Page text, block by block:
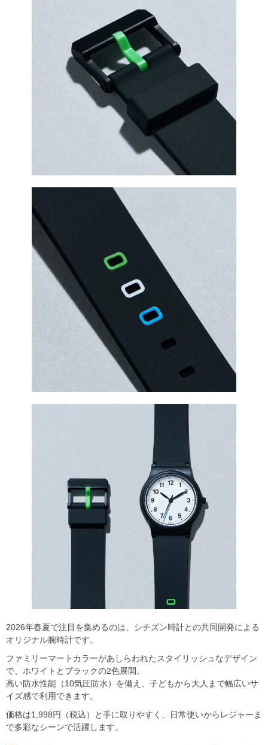
2026年春夏で注目を集めるのは、シチズン時計との共同開発による
オリジナル腕時計です。
ファミリーマートカラーがあしらわれたスタイリッシュなデザイン
で、ホワイトとブラックの2色展開。
高い防水性能（10気圧防水）を備え、子どもから大人まで幅広いサ
イズ感で利用できます。
価格は1,998円（税込）と手に取りやすく、日常使いからレジャーま
で多彩なシーンで活躍します。